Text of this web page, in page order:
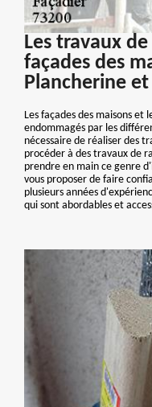
Les travaux
façades des
Plancherine
Les façades des maisons
endommagés par les
nécessaire de réaliser des
procéder à des travaux de
prendre en main ce genre
vous proposer de faire
plusieurs années
qui sont abordables et